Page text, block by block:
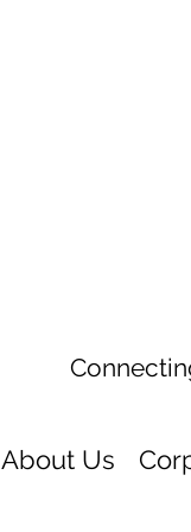
About Us